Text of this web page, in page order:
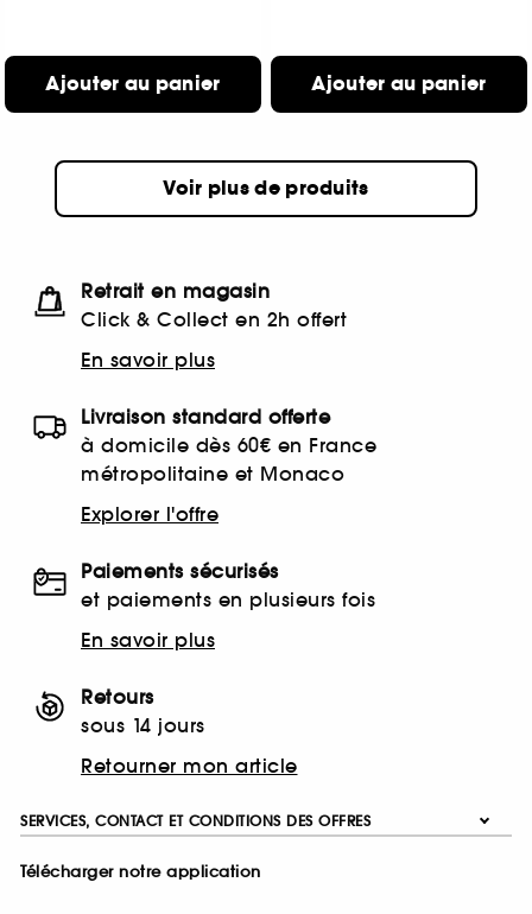
Ajouter au panier Ajouter au panier
Voir plus de produits
Retrait en magasin
Click & Collect en 2h offert
En savoir plus
Livraison standard offerte
à domicile dès 60€ en France
métropolitaine et Monaco
Explorer l'offre
Paiements sécurisés
et paiements en plusieurs fois
En savoir plus
Retours
sous 14 jours
Retourner mon article
SERVICES, CONTACT ET CONDITIONS DES OFFRES
Télécharger notre application